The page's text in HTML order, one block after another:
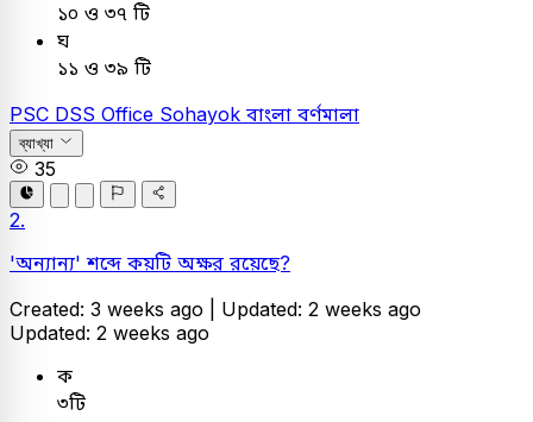
১০ ও ৩৭ টি
ঘ
১১ ও ৩৯ টি
PSC DSS Office Sohayok বাংলা বর্ণমালা
ব্যাখ্যা
35
2.
'অন্যান্য' শব্দে কয়টি অক্ষর রয়েছে?
Created: 3 weeks ago | Updated: 2 weeks ago
Updated: 2 weeks ago
ক
৩টি